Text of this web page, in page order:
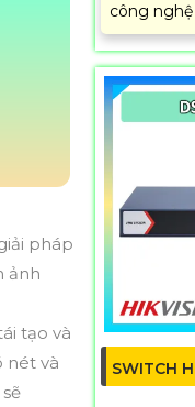
pháp
ảnh
tạo và
nét và
công
SWITCH